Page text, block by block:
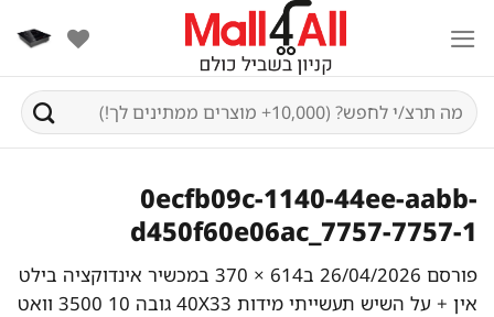
content
חיפוש
עבור:
0ecfb09c-1140-44ee-aabb-
d450f60e06ac_7757-7757-1
פורסם 26/04/2026 ב614 × 370 במכשיר אינדוקציה בילט
אין + על השיש תעשייתי מידות 40X33 גובה 10 3500 וואט